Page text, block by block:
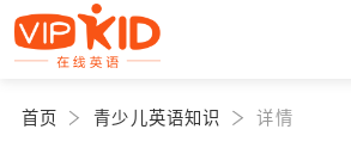
首页 青少儿英语知识 详情